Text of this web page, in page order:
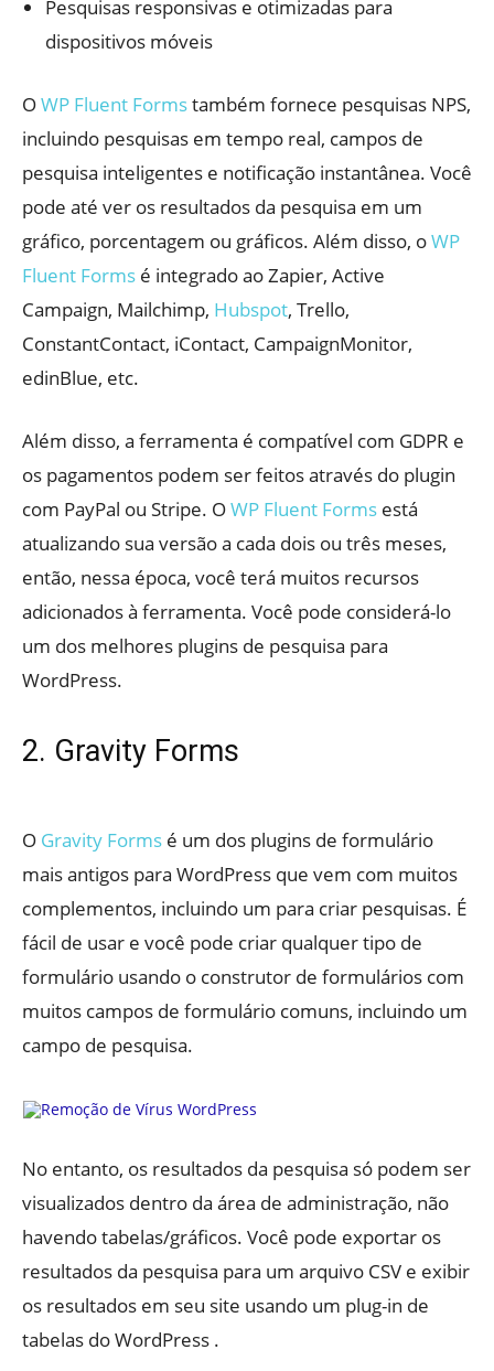
Pesquisas responsivas e otimizadas para
dispositivos móveis
OWP Fluent Formstambém fornece pesquisas NPS,
incluindo pesquisas em tempo real, campos de
pesquisa inteligentes e notificação instantânea. Você
pode até ver os resultados da pesquisa em um
gráfico, porcentagem ou gráficos. Além disso, oWP
Fluent Forms é integrado ao Zapier, Active
Campaign, Mailchimp, Hubspot, Trello,
ConstantContact, iContact, CampaignMonitor,
edinBlue, etc.
Além disso, a ferramenta é compatível com GDPR e
os pagamentos podem ser feitos através do plugin
com PayPal ou Stripe. OWP Fluent Forms está
atualizando sua versão a cada dois ou três meses,
então, nessa época, você terá muitos recursos
adicionados à ferramenta. Você pode considerá-lo
um dos melhores plugins de pesquisa para
WordPress.
2. Gravity Forms
O Gravity Forms é um dos plugins de formulário
mais antigos para WordPress que vem com muitos
complementos, incluindo um para criar pesquisas. É
fácil de usar e você pode criar qualquer tipo de
formulário usando o construtor de formulários com
muitos campos de formulário comuns, incluindo um
campo de pesquisa.
No entanto, os resultados da pesquisa só podem ser
visualizados dentro da área de administração, não
havendo tabelas/gráficos. Você pode exportar os
resultados da pesquisa para um arquivo CSV e exibir
os resultados em seu site usando um plug-in de
tabelas do WordPress .